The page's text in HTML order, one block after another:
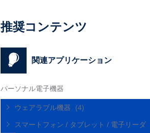
推奨コンテンツ
関連アプリケーション
パーソナル電子機器
ウェアラブル機器 (4)
スマートフォン / タブレット / 電子リーダ